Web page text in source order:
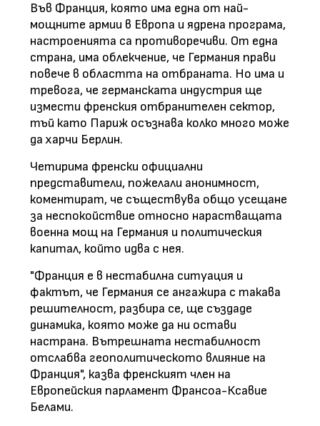
Във Франция, която има една от най-
мощните армии в Европа и ядрена програма,
настроенията са противоречиви. От една
страна, има облекчение, че Германия прави
повече в областта на отбраната. Но има и
тревога, че германската индустрия ще
измести френския отбранителен сектор,
тъй като Париж осъзнава колко много може
да харчи Берлин.
Четирима френски официални
представители, пожелали анонимност,
коментират, че съществува общо усещане
за неспокойствие относно нарастващата
военна мощ на Германия и политическия
капитал, който идва с нея.
"Франция е в нестабилна ситуация и
фактът, че Германия се ангажира с такава
решителност, разбира се, ще създаде
динамика, която може да ни остави
настрана. Вътрешната нестабилност
отслабва геополитическото влияние на
Франция", казва френският член на
Европейския парламент Франсоа-Ксавие
Белами.